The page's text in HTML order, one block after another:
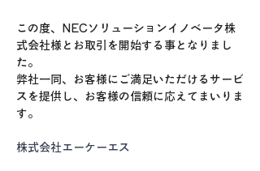
この度、NECソリューションイノベータ株
式会社様とお取引を開始する事となりまし
た。
弊社一同、お客様にご満足いただけるサービ
スを提供し、お客様の信頼に応えてまいりま
す。
株式会社エーケーエス